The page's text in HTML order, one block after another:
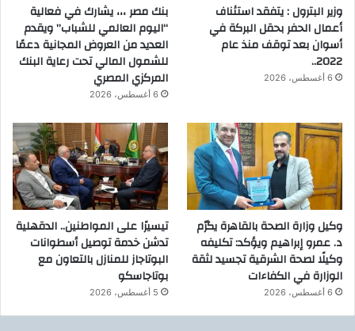
وزير البترول : يتفقد استئناف
أعمال الحفر بحقل البركة في
أسوان بعد توقف منذ عام
2022..
6 أغسطس، 2026
بنك مصر ،،، يشارك في فعالية
“اليوم العالمي للشباب” ويقدم
العديد من العروض المجانية دعمًا
للشمول المالي تحت رعاية البنك
المركزي المصري
6 أغسطس، 2026
وكيل وزارة الصحة بالقاهرة يكرّم
د. عمرو إبراهيم ويؤكد: تكليفه
وكيلًا لصحة الشرقية تجسيد لثقة
الوزارة في الكفاءات
6 أغسطس، 2026
تيسيرًا على المواطنين.. الدقهلية
تدشن خدمة توصيل أسطوانات
البوتاجاز للمنازل بالتعاون مع
بوتاجاسكو
5 أغسطس، 2026